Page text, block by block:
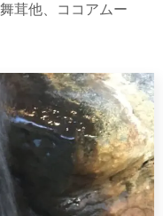
茸他、ココアムー